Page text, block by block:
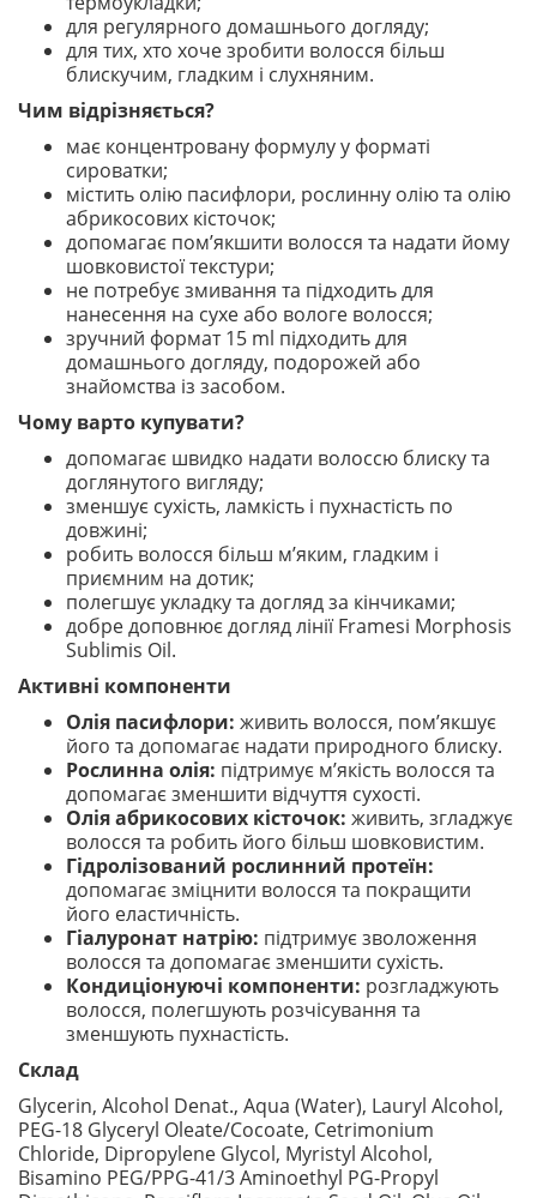
для регулярного домашнього догляду;
для тих, хто хоче зробити волосся більш
блискучим, гладким і слухняним.
Чим відрізняється?
має концентровану формулу у форматі
сироватки;
містить олію пасифлори, рослинну олію та олію
абрикосових кісточок;
допомагає пом’якшити волосся та надати йому
шовковистої текстури;
не потребує змивання та підходить для
нанесення на сухе або вологе волосся;
зручний формат 15 ml підходить для
домашнього догляду, подорожей або
знайомства із засобом.
Чому варто купувати?
допомагає швидко надати волоссю блиску та
доглянутого вигляду;
зменшує сухість, ламкість і пухнастість по
довжині;
робить волосся більш м’яким, гладким і
приємним на дотик;
полегшує укладку та догляд за кінчиками;
добре доповнює догляд лінії Framesi Morphosis
Sublimis Oil.
Активні компоненти
Олія пасифлори: живить волосся, пом’якшує
його та допомагає надати природного блиску.
Рослинна олія: підтримує м’якість волосся та
допомагає зменшити відчуття сухості.
Олія абрикосових кісточок: живить, згладжує
волосся та робить його більш шовковистим.
Гідролізований рослинний протеїн:
допомагає зміцнити волосся та покращити
його еластичність.
Гіалуронат натрію: підтримує зволоження
волосся та допомагає зменшити сухість.
Кондиціонуючі компоненти: розгладжують
волосся, полегшують розчісування та
зменшують пухнастість.
Склад
Glycerin, Alcohol Denat., Aqua (Water), Lauryl Alcohol,
PEG-18 Glyceryl Oleate/Cocoate, Cetrimonium
Chloride, Dipropylene Glycol, Myristyl Alcohol,
Bisamino PEG/PPG-41/3 Aminoethyl PG-Propyl